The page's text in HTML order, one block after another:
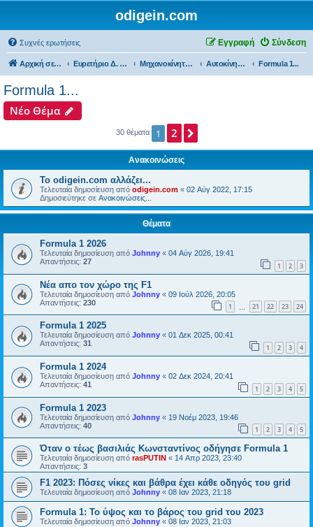
odigein.com
Συχνές ερωτήσεις Σύνδεση
Εγγραφή
Αρχική σελίδα Ευρετήριο Δ. Συζήτησης Μηχανοκίνητος αθλητισμός και μη... Αυτοκίνητα... Formula 1...
Formula 1...
Νέο Θέμα
30 θέματα 1 2
Ανακοινώσεις
Το odigein.com αλλάζει...
Τελευταία δημοσίευση από odigein.com « 02 Αύγ 2022, 17:15
Δημοσιεύτηκε σε Ανακοινώσεις...
Θέματα
Formula 1 2026
Τελευταία δημοσίευση από Johnny « 04 Αύγ 2026, 19:41
Απαντήσεις: 27 1 2 3
Νέα απο τον χώρο της F1
Τελευταία δημοσίευση από Johnny « 09 Ιούλ 2026, 20:05
Απαντήσεις: 230 1 21 22 23 24
Formula 1 2025
Τελευταία δημοσίευση από Johnny « 01 Δεκ 2025, 00:41
Απαντήσεις: 31 1 2 3 4
Formula 1 2024
Τελευταία δημοσίευση από Johnny « 02 Δεκ 2024, 20:41
Απαντήσεις: 41 1 2 3 4 5
Formula 1 2023
Τελευταία δημοσίευση από Johnny « 19 Νοέμ 2023, 19:46
Απαντήσεις: 40 1 2 3 4 5
Όταν ο τέως βασιλιάς Κωνσταντίνος οδήγησε Formula 1
Τελευταία δημοσίευση από rasPUTIN « 14 Απρ 2023, 23:40
Απαντήσεις: 3
F1 2023: Πόσες νίκες και βάθρα έχει κάθε οδηγός του grid
Τελευταία δημοσίευση από Johnny « 08 Ιαν 2023, 21:18
Formula 1: Το ύψος και το βάρος του grid του 2023
Τελευταία δημοσίευση από Johnny « 08 Ιαν 2023, 21:03